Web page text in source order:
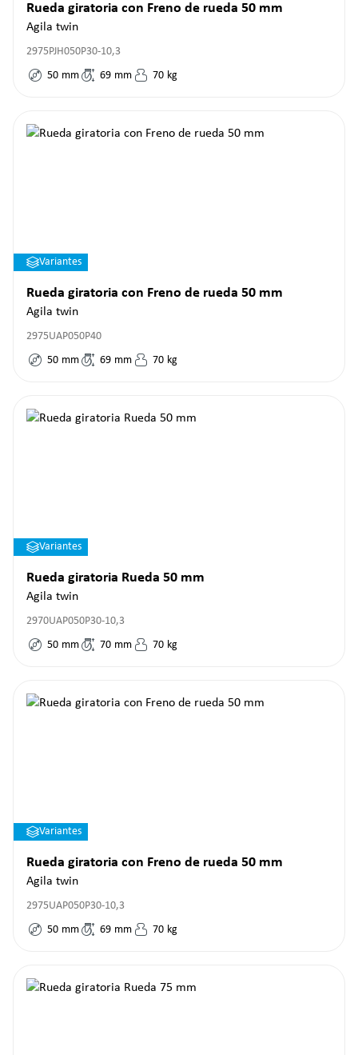
Rueda giratoria con Freno de rueda 50 mm
Agila twin
2975PJH050P30-10,3
50 mm 69 mm 70 kg
Variantes
Rueda giratoria con Freno de rueda 50 mm
Agila twin
2975UAP050P40
50 mm 69 mm 70 kg
Variantes
Rueda giratoria Rueda 50 mm
Agila twin
2970UAP050P30-10,3
50 mm 70 mm 70 kg
Variantes
Rueda giratoria con Freno de rueda 50 mm
Agila twin
2975UAP050P30-10,3
50 mm 69 mm 70 kg